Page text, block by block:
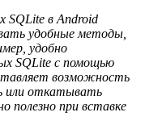
SQLite в Android
удобные методы,
удобно
SQLite с помощью
возможность
или откатывать
полезно при вставке